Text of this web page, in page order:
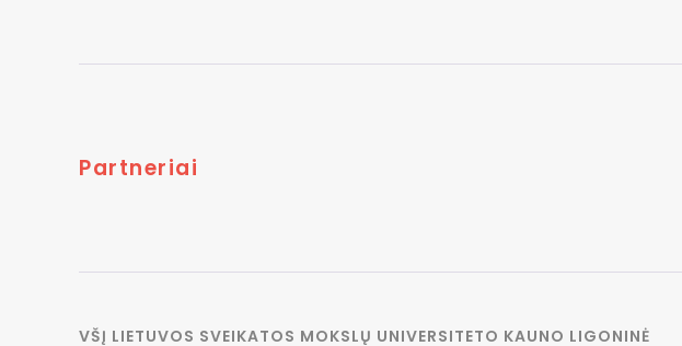
Partneriai
VŠĮ LIETUVOS SVEIKATOS MOKSLŲ UNIVERSITETO KAUNO LIGONINĖ